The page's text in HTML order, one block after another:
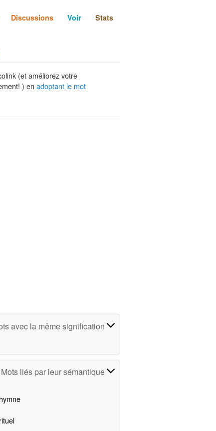
Discussions Voir Stats
(et améliorez votre
) en adoptant le mot
avec la même signification
Mots liés par leur sémantique
hymne
rituel